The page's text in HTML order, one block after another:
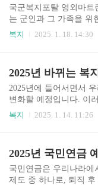
한 자금을 마련할 수..
공인 이자경감 지원사
이자경감 지원사업은
이기 위해 정부가 추진
은 경제의 중요한 축을
원하고, 지속 가능한 성
습니다. 특히, 많은 소상
국군복지포탈 영외마트
는 군인과 그 가족을 위
군 복무 중인 장병들이
욱 편리하게 만들어 줍
아니라 그 가족들도 이
생활비 절감에도 큰 도
바로가기👆 영외마트
각지에 위치하고 있으
외에도 대전, 부산, 광주
습니다. 각 마트의 주소
복지 2025. 1. 18. 14:30
2025년 바뀌는 복
2025년에 들어서면서
변화할 예정입니다. 이
질을 높이고, 특히 저소
바로가기👆 2025년도
의 변화를 포함합니다.
전망을 강화하고, 모든
복지 2025. 1. 14. 11:26
2025년 국민연금
국민연금은 우리나라
제도 중 하나로, 퇴직